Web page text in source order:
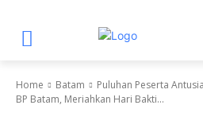
Home Batam
Puluhan Peserta
BP Batam, Meriahkan Hari Bakti...